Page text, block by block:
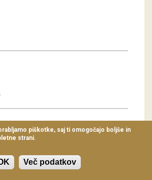
piškotke, saj ti omogočajo boljše in
strani.
Več podatkov